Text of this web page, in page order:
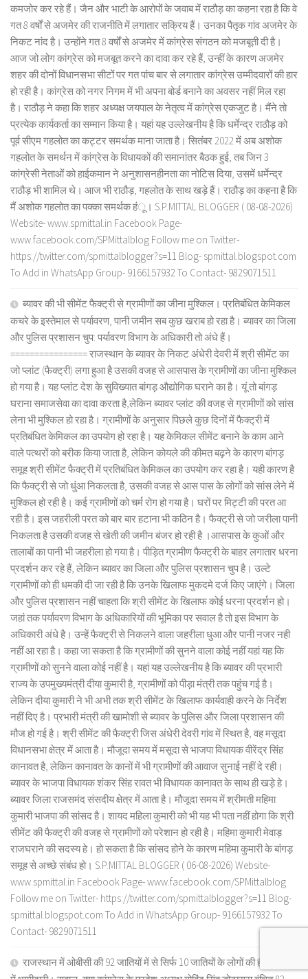
कमजोर कर रहे हैं। जैन और भाटी के आरोपों के जवाब में राठौड़ का कहना रहा है कि वे
गत 8 वर्षों से अजमेर की राजनीति में लगातार सक्रिय हैं। उनका पैतृक गांव अजमेर के
निकट नांद है। उन्होंने गत 8 वर्षों से अजमेर में कांग्रेस संगठन को मजबूती दी है।
आज जो लोग कांग्रेस को मजबूत करने का दावा कर रहे हैं, उन्हीं के कारण अजमेर
शहर की दोनों विधानसभा सीटों पर गत पांच बार से लगातार कांग्रेस उम्मीदवारों की हार
हो रही है। कांग्रेस को नगर निगम में भी अपना बोर्ड बनाने का अवसर नहीं मिल रहा
है। राठौड़ ने कहा कि शहर अध्यक्ष जयपाल के नेतृत्व में कांग्रेस एकजुट है। मैंने तो
प्रत्येक कार्यकर्ता का सम्मान किया है। यहां यह उल्लेखनीय है कि धर्मेन्द्र राठौड़ को
पूर्व सीएम गहलोत का कट्टर समर्थक माना जाता है। सितंबर 2022 में अब अशोक
गहलोत के समर्थन में कांग्रेस के विधायकों की समानांतर बैठक हुई, तब जिन 3
कांग्रेसी नेताओं को हाईकमान ने अनुशासनहीनता का नोटिस दिया, उसमें धर्मेन्द्र
राठौड़ भी शामिल थे। आज भी राठौड़, गहलोत के साथ खड़े हैं। राठौड़ का कहना है कि
मैं अशोक गहलोत का पक्का समर्थक हंू। S.P.MITTAL BLOGGER ( 08-08-2026)
Website- www.spmittal.in Facebook Page-
www.facebook.com/SPMittalblog Follow me on Twitter-
https://twitter.com/spmittalblogger?s=11 Blog- spmittal.blogspot.com
To Add in WhatsApp Group- 9166157932 To Contact- 9829071511
ब्यावर की भी सीमेंट फैक्ट्री से ग्रामीणों का जीना मुश्किल। प्रतिबंधित केमिकल
कचरे के इस्तेमाल से पर्यावरण, पानी जमीन सब कुछ खराब हो रहा है। ब्यावर का जिला
और पुलिस प्रशासन चुप: पर्यावरण विभाग के अधिकारी तो अंधे हैं।
================ राजस्थान के ब्यावर के निकट अंधेरी देवरी में श्री सीमेंट का
जो प्लांट (फैक्ट्री) लगा हुआ है उसकी वजह से आसपास के ग्रामीणों का जीना मुश्किल
हो गया है। यह प्लांट देश के सुविख्यात बांगड़ औद्योगिक घराने का है। यूं तो बांगड़
घराना समाजसेवा का दावा करता है,लेकिन ब्यावर प्लांट की वजह से ग्रामीणों को सांस
लेना भी मुश्किल हो रहा है। ग्रामीणों के अनुसार पिछले कुछ दिनों में फैक्ट्री में
प्रतिबंधित केमिकल का उपयोग हो रहा है। यह केमिकल सीमेंट बनाने के काम आने
वाले पत्थरों को बरीक किया जाता है, लेकिन कोयले की कीमत बढ़ने के कारण बांगड़
समूह श्री सीमेंट फैक्ट्री में प्रतिबंधित केमिकल का उपयोग कर रहा है। यही कारण है
कि फैक्ट्री से जो धुंआ निकलता है, उसकी वजह से आस पास के लोगों को सांस लेने में
मुश्किल हो रही है। कई ग्रामीणों को चर्म रोग हो गया है। घरों पर मिट्टी की परत आ
रही है। इस जहरीली परत को बार बार हटाना भी कठिन है। फैक्ट्री से जो जरीला पानी
निकलता है उसकी वजह से खेती की जमीन बंजर हो रही है ।आसपास के कुओं और
तालाबों का पानी भी जहरीला हो गया है। पीड़ित ग्रामीण फैक्ट्री के बाहर लगातार धरना
प्रदर्शन कर रहे हैं, लेकिन ब्यावर का जिला और पुलिस प्रशासन चुप है। उल्टे
ग्रामीणों को ही धमकी दी जा रही है कि उनके खिलाफ मुकदमे दर्ज किए जाएंगे। जिला
और पुलिस प्रशासन नहीं चाहता कि श्री सीमेंट के खिलाफ कोई धरना प्रदर्शन हो।
जहां तक पर्यावरण विभाग के अधिकारियों की भूमिका पर सवाल है तो इस विभाग के
अधिकारी अंधे है। उन्हें फैक्ट्री से निकलने वाला जहरीला धुआ और पानी नजर नही
नहीं आ रहा है। कहा जा सकता है कि ग्रामीणों की सुनने वाला कोई नहीं यहां यह कि
ग्रामीणों को सुनने वाला कोई नहीं है। यहां यह उल्लेखनीय है कि ब्यावर की प्रभारी
राज्य के उपमुख्यमंत्री दीया कुमारी है, ग्रामीणों को पीड़ा मंत्री तक पहुंच गई है।
लेकिन दीया कुमारी ने भी अभी तक श्री सीमेंट के खिलाफ कार्यवाही करने के निर्देश
नहीं दिए है। प्रभारी मंत्री की खामोशी से ब्यावर के पुलिस और जिला प्रशासन की
मौज हो गई है। श्री सीमेंट की फैक्ट्री जिस अंधेरी देवरी गांव में स्थित है, वह मसूदा
विधानसभा क्षेत्र में आता है। मौजूदा समय में मसूदा से भाजपा विधायक वीरेंद्र सिंह
कानावत है, लेकिन कानावत के कानों में भी ग्रामीणों की आवाज सुनाई नहीं दे रही।
ब्यावर के भाजपा विधायक शंकर सिंह रावत भी विधायक कानावत के साथ ही खड़े हे।
ब्यावर जिला राजसमंद संसदीय क्षेत्र में आता है। मौजूदा समय में श्रीमती महिमा
कुमारी भाजपा की सांसद है। शायद महिला कुमारी को भी यह भी पता नहीं होगा कि श्री
सीमेंट की फैक्ट्री की वजह से ग्रामीणों को परेशान हो रही है। महिमा कुमारी मेवाड़
राजघराने की सदस्य हे। हो सकता है कि सांसद होने के कारण महिमा कुमारी के बांगड़
समूह से अच्छे संबंध हो। S.P.MITTAL BLOGGER ( 06-08-2026) Website-
www.spmittal.in Facebook Page- www.facebook.com/SPMittalblog
Follow me on Twitter- https://twitter.com/spmittalblogger?s=11 Blog-
spmittal.blogspot.com To Add in WhatsApp Group- 9166157932 To
Contact- 9829071511
राजस्थान में ओबीसी की 92 जातियों में से सिर्फ 10 जातियों के लोगों की ही राजनीति